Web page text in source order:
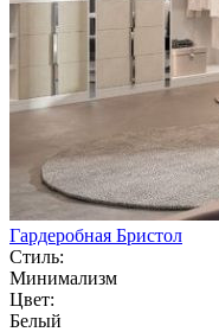
Гардеробная Бристол
Стиль:
Минимализм
Цвет:
Белый